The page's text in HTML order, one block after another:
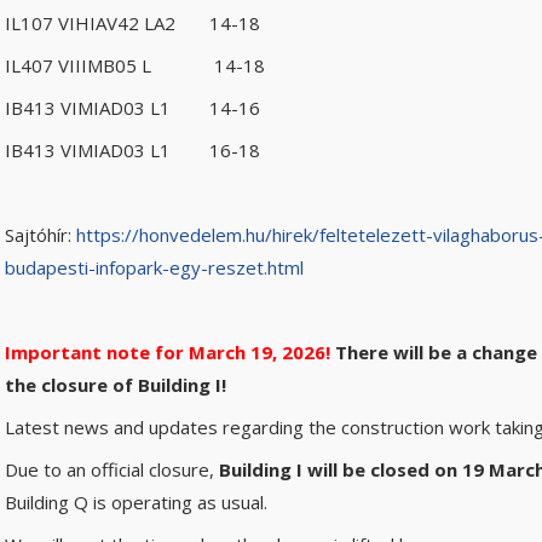
IL107 VIHIAV42 LA2 14-18
IL407 VIIIMB05 L 14-18
IB413 VIMIAD03 L1 14-16
IB413 VIMIAD03 L1 16-18
Sajtóhír: https://honvedelem.hu/hirek/feltetelezett-
budapesti-infopark-egy-reszet.html
Important note for March 19, 2026! There will be a
the closure of Building I!
Latest news and updates regarding the construction work
Due to an official closure, Building I will be closed on 19
Building Q is operating as usual.